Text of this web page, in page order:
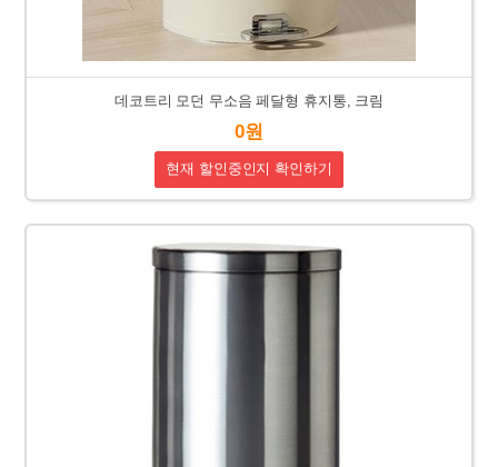
데코트리 모던 무소음 페달형 휴지통, 크림
0원
현재 할인중인지 확인하기